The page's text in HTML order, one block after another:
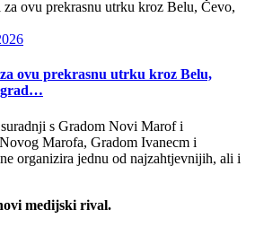
ovu prekrasnu utrku kroz Belu,
s Gradom Novi Marof i
Marofa, Gradom Ivanecm i
organizira jednu od najzahtjevnijih, ali i
medijski rival.